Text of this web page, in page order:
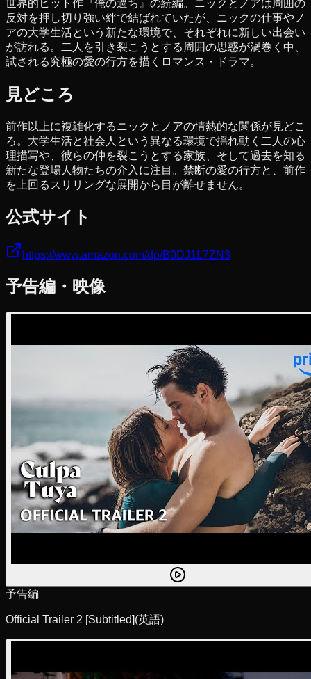
世界的ヒット作『俺の過ち』の続編。ニックとノアは周囲の
反対を押し切り強い絆で結ばれていたが、ニックの仕事やノ
アの大学生活という新たな環境で、それぞれに新しい出会い
が訪れる。二人を引き裂こうとする周囲の思惑が渦巻く中、
試される究極の愛の行方を描くロマンス・ドラマ。
見どころ
前作以上に複雑化するニックとノアの情熱的な関係が見どこ
ろ。大学生活と社会人という異なる環境で揺れ動く二人の心
理描写や、彼らの仲を裂こうとする家族、そして過去を知る
新たな登場人物たちの介入に注目。禁断の愛の行方と、前作
を上回るスリリングな展開から目が離せません。
公式サイト
https://www.amazon.com/dp/B0DJ1L7ZN3
予告編・映像
予告編
Official Trailer 2 [Subtitled](英語)